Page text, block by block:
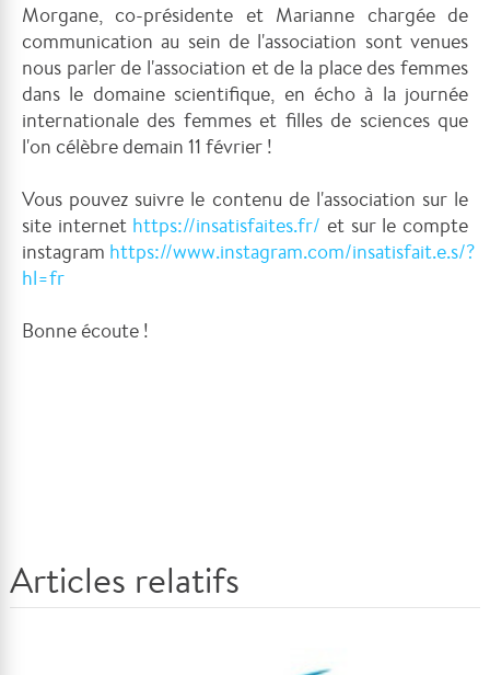
Morgane, co-présidente et Marianne chargée de
communication au sein de l'association sont venues
nous parler de l'association et de la place des femmes
dans le domaine scientifique, en écho à la journée
internationale des femmes et filles de sciences que
l'on célèbre demain 11 février !
Vous pouvez suivre le contenu de l'association sur le
site internet https://insatisfaites.fr/ et sur le compte
instagram https://www.instagram.com/insatisfait.e.s/?
hl=fr
Bonne écoute !
Articles relatifs